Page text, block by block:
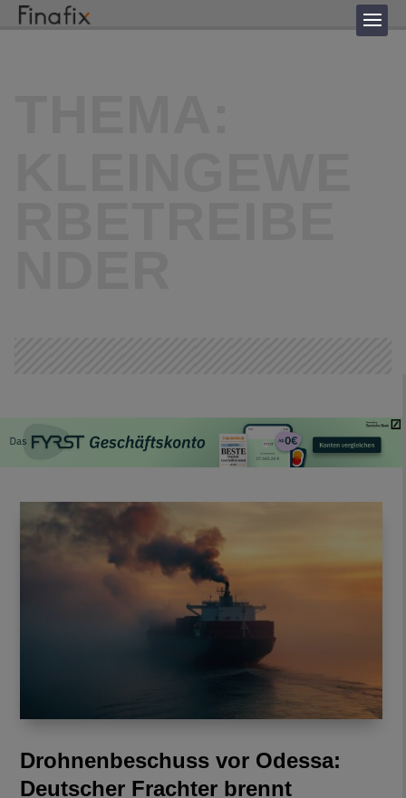
Drohnenbeschuss vor Odessa:
Deutscher Frachter brennt